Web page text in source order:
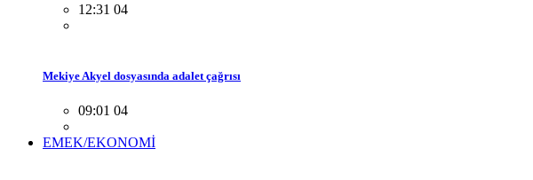
12:31 04
Mekiye Akyel dosyasında adalet çağrısı
09:01 04
EMEK/EKONOMİ